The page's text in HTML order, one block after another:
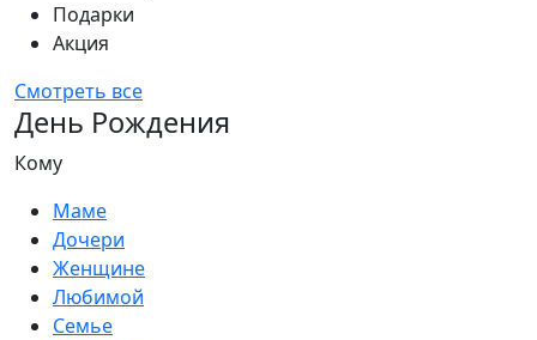
Подарки
Акция
Смотреть все
День Рождения
Кому
Маме
Дочери
Женщине
Любимой
Семье